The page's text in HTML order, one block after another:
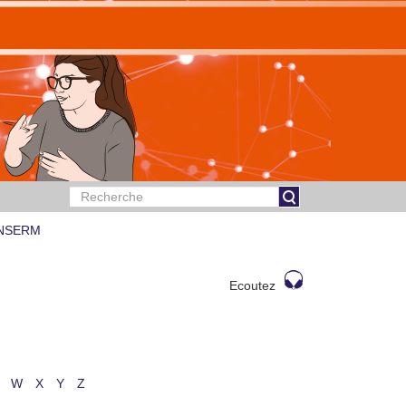
Ecoutez
W X Y Z